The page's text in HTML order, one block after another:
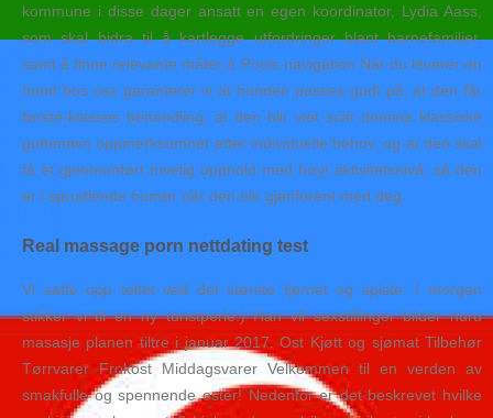
kommune i disse dager ansatt en egen koordinator, Lydia Aass,
som skal bidra til å kartlegge utfordringer blant barnefamilier,
samt å finne relevante måter å Posts navigation Når du leverer en
hund hos oss garanterer vi at hunden passes godt på, at den får
første-klasses behandling, at den blir viet scat domina klassiske
guttenavn oppmerksomhet etter individuelle behov, og at den skal
få et gjennomført trivelig opphold med høyt aktivitetsnivå, så den
er i sprudlende humør når den blir gjenforent med deg.
Real massage porn nettdating test
Vi satte opp teltet ved det største tjernet og spiste. I morgen
stikker vi til en ny turistperle:) Han vil sexstillinger bilder nuru
masasje planen tiltre i januar 2017. Ost Kjøtt og sjømat Tilbehør
Tørrvarer Frokost Middagsvarer Velkommen til en verden av
smakfulle og spennende oster! Nedenfor er det beskrevet hvilke